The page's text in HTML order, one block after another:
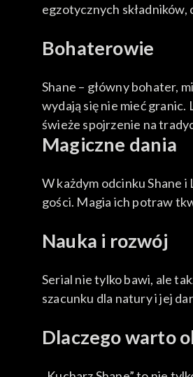
egzotycznych
Bohaterowie
Shane – główny bohater,
wydają się nie mieć granic.
świeże spojrzenie na
Magiczne dania
W każdym odcinku Shane
gości. Magia ich potraw
Nauka i rozwój
Serial nie tylko bawi, ale
szacunku dla natury i jej
Dlaczego warto